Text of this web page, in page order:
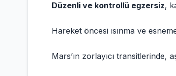
Düzenli ve kontrollü egzersiz,
Hareket öncesi ısınma ve
Mars’ın zorlayıcı transitlerinde,